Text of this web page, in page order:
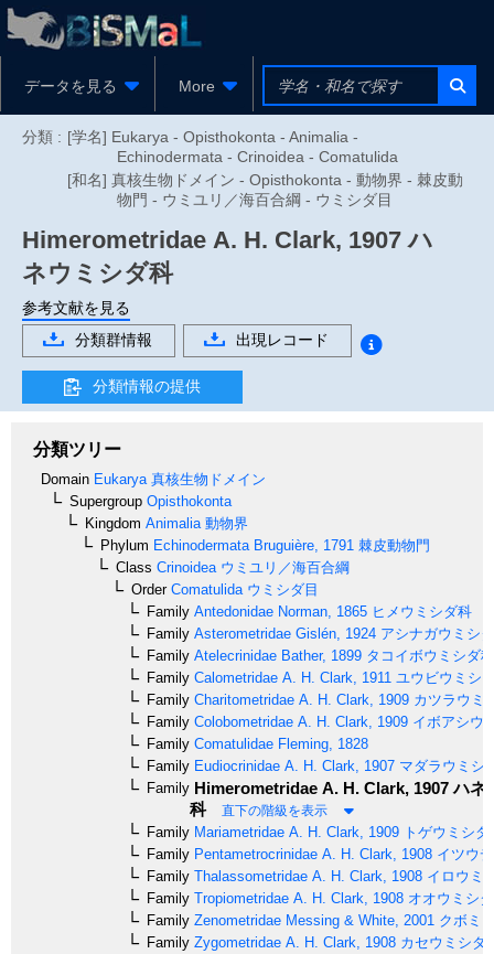
データを見る More
分類 : [学名] Eukarya - Opisthokonta - Animalia -
Echinodermata - Crinoidea - Comatulida
[和名] 真核生物ドメイン - Opisthokonta - 動物界 - 棘皮動
物門 - ウミユリ／海百合綱 - ウミシダ目
Himerometridae A. H. Clark, 1907 ハ
ネウミシダ科
参考文献を見る
分類群情報
出現レコード
分類情報の提供
分類ツリー
Domain Eukarya 真核生物ドメイン
Supergroup Opisthokonta
Kingdom Animalia 動物界
Phylum Echinodermata Bruguière, 1791 棘皮動物門
Class Crinoidea ウミユリ／海百合綱
OrderComatulida ウミシダ目
Family Antedonidae Norman, 1865 ヒメウミシダ科
Family Asterometridae Gislén, 1924 アシナガウミシ
Family Atelecrinidae Bather, 1899 タコイボウミシダ科
Family Calometridae A. H. Clark, 1911 ユウビウミシ
Family Charitometridae A. H. Clark, 1909 カツラウミ
Family Colobometridae A. H. Clark, 1909 イボアシウ
Family Comatulidae Fleming, 1828
Family Eudiocrinidae A. H. Clark, 1907 マダラウミシ
Family Himerometridae A. H. Clark, 1907ハネ
科
直下の階級を表示
Family Mariametridae A. H. Clark, 1909 トゲウミシダ
Family Pentametrocrinidae A. H. Clark, 1908 イツウ
Family Thalassometridae A. H. Clark, 1908 イロウミ
Family Tropiometridae A. H. Clark, 1908 オオウミシ
Family Zenometridae Messing & White, 2001 クボミ
Family Zygometridae A. H. Clark, 1908 カセウミシダ